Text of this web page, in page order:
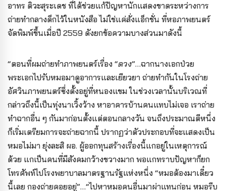
อาทร ติวะสุระเดช ที่ได้ช่วยแก้ปัญหานักแสดงขาดระหว่างการ
ถ่ายทำกลางดึกไว้ในหนังสือ ไม่ใช่แค่สั่งแอ็กชั่น ที่หอภาพยนตร์
จัดพิมพ์ขึ้นเมื่อปี 2559 ดังยกข้อความบางส่วนมาดังนี้
“ตอนที่ผมถ่ายทำภาพยนตร์เรื่อง “ดวง”…ฉากนางเอกป่วย
พระเอกไปรับหมอมาดูอาการและเยียวยา ถ่ายทำกันในโรงถ่าย
อัศวินภาพยนตร์ซึ่งตั้งอยู่ที่หนองแขม ในช่วงเวลานั้นบริเวณที่
กล่าวถึงนี้เป็นทุ่งนาเวิ้งว้าง หาอาคารบ้านคนแทบไม่เจอ เราถ่าย
ทำฉากอื่น ๆ กันมาก่อนตั้งแต่ตอนกลางวัน จนถึงประมาณตีหนึ่ง
ก็เริ่มเตรียมการจะถ่ายฉากนี้ ปรากฏว่าตัวประกอบที่จะแสดงเป็น
หมอไม่มา ยุ่งละสิ ผอ. ผู้ออกทุนสร้างเรื่องนี้แกอยู่ในเหตุการณ์
ด้วย แกเป็นคนที่มีสังคมกว้างขวางมาก พอแกทราบปัญหาก็ยก
โทรศัพท์ไปโรงพยาบาลมาตรฐานรัฐแห่งหนึ่ง “หมอต้องมาเดี๋ยว
นี้เลย กองถ่ายคอยอยู่”…“ไปหาหมอคนอื่นมาผ่าแทนก่อน หมอรีบ